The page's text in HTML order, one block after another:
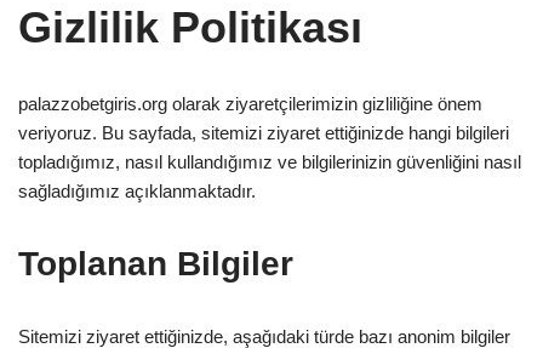
Gizlilik Politikası
palazzobetgiris.org olarak ziyaretçilerimizin gizliliğine önem
veriyoruz. Bu sayfada, sitemizi ziyaret ettiğinizde hangi bilgileri
topladığımız, nasıl kullandığımız ve bilgilerinizin güvenliğini nasıl
sağladığımız açıklanmaktadır.
Toplanan Bilgiler
Sitemizi ziyaret ettiğinizde, aşağıdaki türde bazı anonim bilgiler